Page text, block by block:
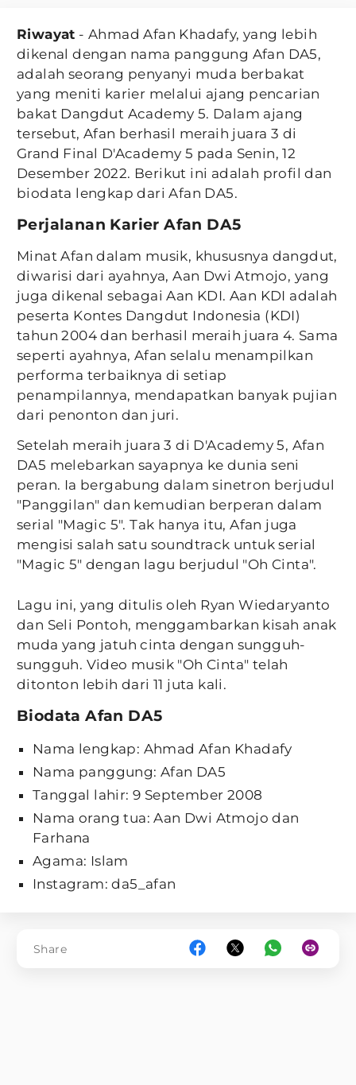
Riwayat - Ahmad Afan Khadafy, yang lebih
dikenal dengan nama panggung Afan DA5,
adalah seorang penyanyi muda berbakat
yang meniti karier melalui ajang pencarian
bakat Dangdut Academy 5. Dalam ajang
tersebut, Afan berhasil meraih juara 3 di
Grand Final D'Academy 5 pada Senin, 12
Desember 2022. Berikut ini adalah profil dan
biodata lengkap dari Afan DA5.
Perjalanan Karier Afan DA5
Minat Afan dalam musik, khususnya dangdut,
diwarisi dari ayahnya, Aan Dwi Atmojo, yang
juga dikenal sebagai Aan KDI. Aan KDI adalah
peserta Kontes Dangdut Indonesia (KDI)
tahun 2004 dan berhasil meraih juara 4. Sama
seperti ayahnya, Afan selalu menampilkan
performa terbaiknya di setiap
penampilannya, mendapatkan banyak pujian
dari penonton dan juri.
Setelah meraih juara 3 di D'Academy 5, Afan
DA5 melebarkan sayapnya ke dunia seni
peran. Ia bergabung dalam sinetron berjudul
"Panggilan" dan kemudian berperan dalam
serial "Magic 5". Tak hanya itu, Afan juga
mengisi salah satu soundtrack untuk serial
"Magic 5" dengan lagu berjudul "Oh Cinta".
Lagu ini, yang ditulis oleh Ryan Wiedaryanto
dan Seli Pontoh, menggambarkan kisah anak
muda yang jatuh cinta dengan sungguh-
sungguh. Video musik "Oh Cinta" telah
ditonton lebih dari 11 juta kali.
Biodata Afan DA5
Nama lengkap: Ahmad Afan Khadafy
Nama panggung: Afan DA5
Tanggal lahir: 9 September 2008
Nama orang tua: Aan Dwi Atmojo dan
Farhana
Agama: Islam
Instagram: da5_afan
Share